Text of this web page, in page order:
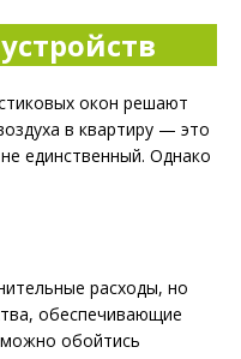
окон решают
в квартиру — это
единственный. Однако
расходы, но
обеспечивающие
обойтись